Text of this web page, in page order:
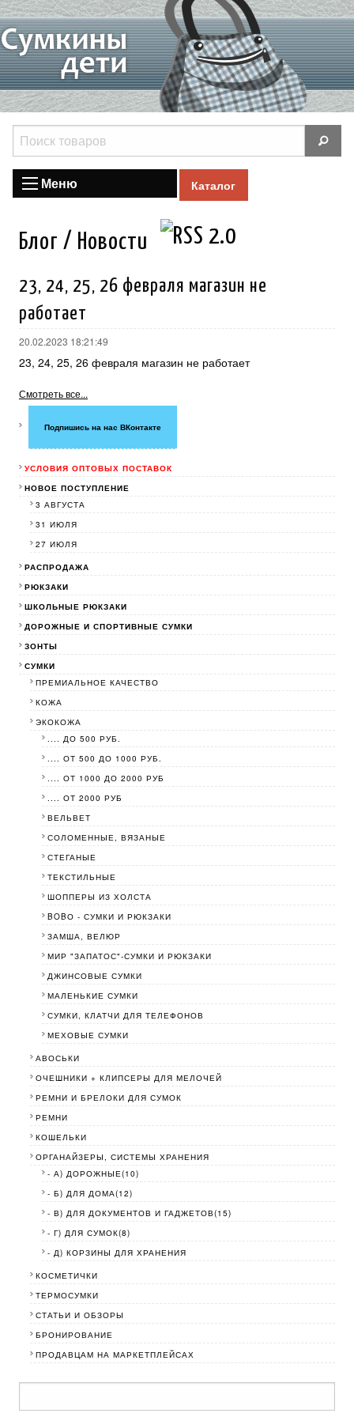
Меню Каталог
Блог / Новости
23, 24, 25, 26 февраля магазин не
работает
20.02.2023 18:21:49
23, 24, 25, 26 февраля магазин не работает
Смотреть все...
Подпишись на нас ВКонтакте
УСЛОВИЯ ОПТОВЫХ ПОСТАВОК
НОВОЕ ПОСТУПЛЕНИЕ
3 АВГУСТА
31 ИЮЛЯ
27 ИЮЛЯ
РАСПРОДАЖА
РЮКЗАКИ
ШКОЛЬНЫЕ РЮКЗАКИ
ДОРОЖНЫЕ И СПОРТИВНЫЕ СУМКИ
ЗОНТЫ
СУМКИ
ПРЕМИАЛЬНОЕ КАЧЕСТВО
КОЖА
ЭКОКОЖА
.... ДО 500 РУБ.
.... ОТ 500 ДО 1000 РУБ.
.... ОТ 1000 ДО 2000 РУБ
.... ОТ 2000 РУБ
ВЕЛЬВЕТ
СОЛОМЕННЫЕ, ВЯЗАНЫЕ
СТЕГАНЫЕ
ТЕКСТИЛЬНЫЕ
ШОППЕРЫ ИЗ ХОЛСТА
BOBО - СУМКИ И РЮКЗАКИ
ЗАМША, ВЕЛЮР
МИР "ЗАПАТОС"-СУМКИ И РЮКЗАКИ
ДЖИНСОВЫЕ СУМКИ
МАЛЕНЬКИЕ СУМКИ
СУМКИ, КЛАТЧИ ДЛЯ ТЕЛЕФОНОВ
МЕХОВЫЕ СУМКИ
АВОСЬКИ
ОЧЕШНИКИ + КЛИПСЕРЫ ДЛЯ МЕЛОЧЕЙ
РЕМНИ И БРЕЛОКИ ДЛЯ СУМОК
РЕМНИ
КОШЕЛЬКИ
ОРГАНАЙЗЕРЫ, СИСТЕМЫ ХРАНЕНИЯ
- А) ДОРОЖНЫЕ(10)
- Б) ДЛЯ ДОМА(12)
- В) ДЛЯ ДОКУМЕНТОВ И ГАДЖЕТОВ(15)
- Г) ДЛЯ СУМОК(8)
- Д) КОРЗИНЫ ДЛЯ ХРАНЕНИЯ
КОСМЕТИЧКИ
ТЕРМОСУМКИ
СТАТЬИ И ОБЗОРЫ
БРОНИРОВАНИЕ
ПРОДАВЦАМ НА МАРКЕТПЛЕЙСАХ